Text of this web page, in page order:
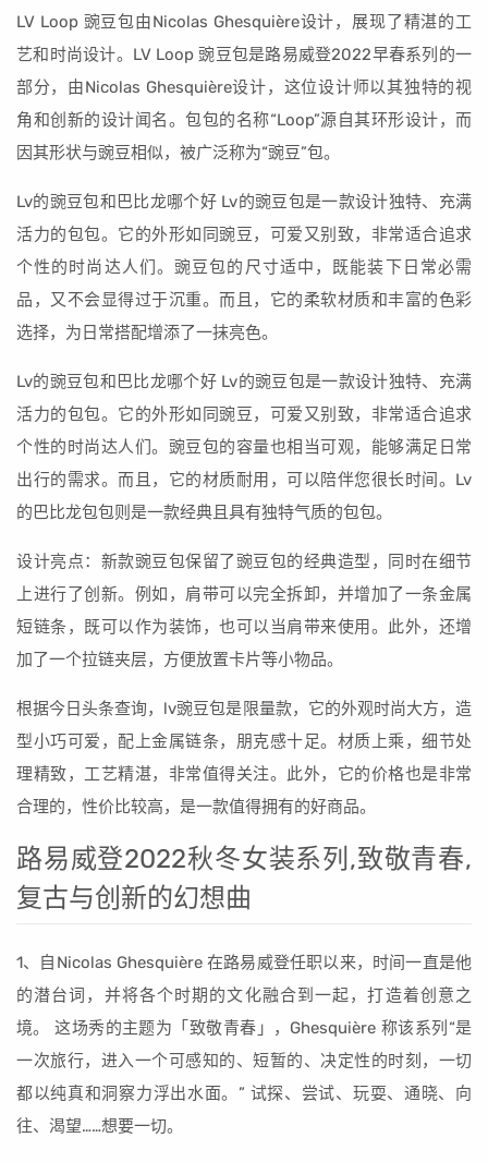
LV Loop 豌豆包由Nicolas Ghesquière设计，展现了精湛的工
艺和时尚设计。LV Loop 豌豆包是路易威登2022早春系列的一
部分，由Nicolas Ghesquière设计，这位设计师以其独特的视
角和创新的设计闻名。包包的名称“Loop”源自其环形设计，而
因其形状与豌豆相似，被广泛称为“豌豆”包。
Lv的豌豆包和巴比龙哪个好 Lv的豌豆包是一款设计独特、充满
活力的包包。它的外形如同豌豆，可爱又别致，非常适合追求
个性的时尚达人们。豌豆包的尺寸适中，既能装下日常必需
品，又不会显得过于沉重。而且，它的柔软材质和丰富的色彩
选择，为日常搭配增添了一抹亮色。
Lv的豌豆包和巴比龙哪个好 Lv的豌豆包是一款设计独特、充满
活力的包包。它的外形如同豌豆，可爱又别致，非常适合追求
个性的时尚达人们。豌豆包的容量也相当可观，能够满足日常
出行的需求。而且，它的材质耐用，可以陪伴您很长时间。Lv
的巴比龙包包则是一款经典且具有独特气质的包包。
设计亮点：新款豌豆包保留了豌豆包的经典造型，同时在细节
上进行了创新。例如，肩带可以完全拆卸，并增加了一条金属
短链条，既可以作为装饰，也可以当肩带来使用。此外，还增
加了一个拉链夹层，方便放置卡片等小物品。
根据今日头条查询，lv豌豆包是限量款，它的外观时尚大方，造
型小巧可爱，配上金属链条，朋克感十足。材质上乘，细节处
理精致，工艺精湛，非常值得关注。此外，它的价格也是非常
合理的，性价比较高，是一款值得拥有的好商品。
路易威登2022秋冬女装系列,致敬青春,
复古与创新的幻想曲
1、自Nicolas Ghesquière 在路易威登任职以来，时间一直是他
的潜台词，并将各个时期的文化融合到一起，打造着创意之
境。 这场秀的主题为「致敬青春」，Ghesquière 称该系列“是
一次旅行，进入一个可感知的、短暂的、决定性的时刻，一切
都以纯真和洞察力浮出水面。” 试探、尝试、玩耍、通晓、向
往、渴望……想要一切。